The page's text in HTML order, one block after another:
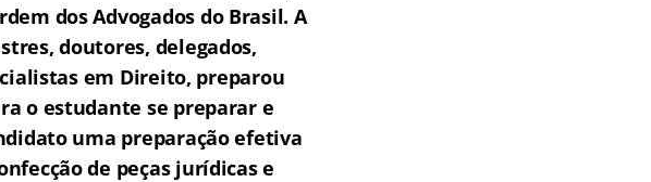
dos Advogados do Brasil. A
doutores, delegados,
em Direito, preparou
o estudante se preparar e
uma preparação efetiva
de peças jurídicas e